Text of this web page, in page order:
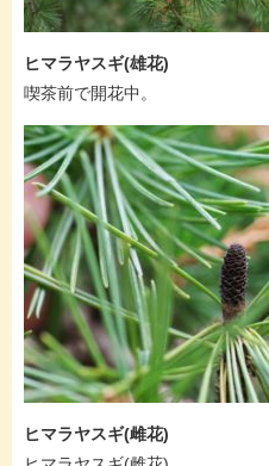
ヒマラヤスギ(雄花)
喫茶前で開花中。
ヒマラヤスギ(雌花)